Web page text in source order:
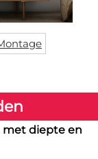
met diepte en